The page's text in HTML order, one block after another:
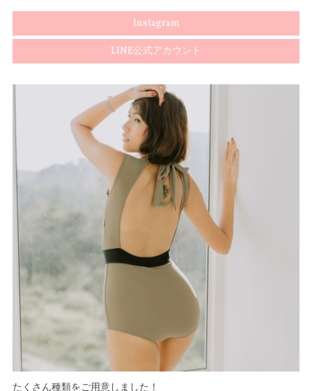
Instagram
LINE公式アカウント
たくさん種類をご用意しました！